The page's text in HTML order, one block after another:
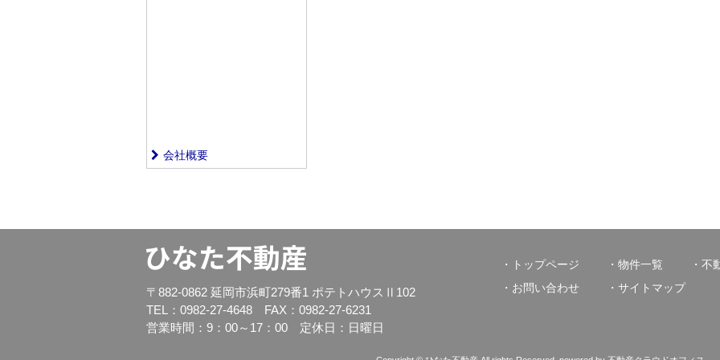
会社概要
〒882-0862 延岡市浜町279番1 ポテトハウスⅡ102
TEL：0982-27-4648 FAX：0982-27-6231
営業時間：9：00～17：00 定休日：日曜日
トップページ 物件一覧 不
お問い合わせ
サイトマップ